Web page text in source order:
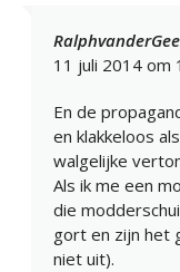
11 juli 2014 om
En de
en klakkeloos
walgelijke
Als ik me een
die
gort en zijn het
niet uit).